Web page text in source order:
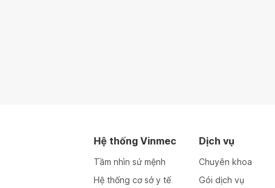
Hệ thống Vinmec
Tầm nhìn sứ mệnh
Hệ thống cơ sở y tế
Dịch vụ
Chuyên khoa
Gói dịch vụ